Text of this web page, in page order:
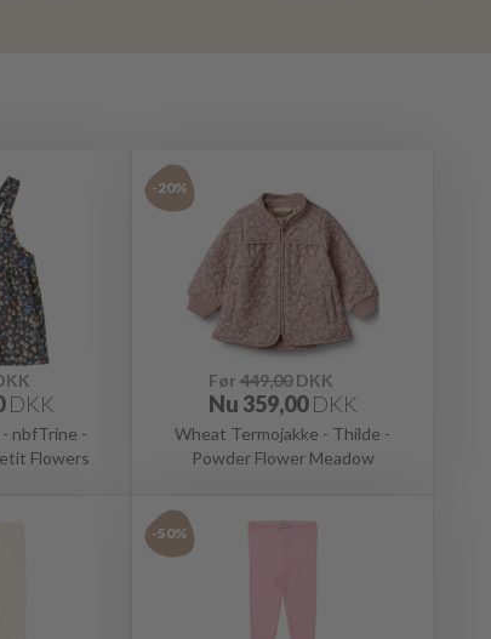
DKK
nbfTrine -
Flowers
-20%
Før449,00DKK
Nu 359,00 DKK
Wheat Termojakke - Thilde -
Powder Flower Meadow
-50%